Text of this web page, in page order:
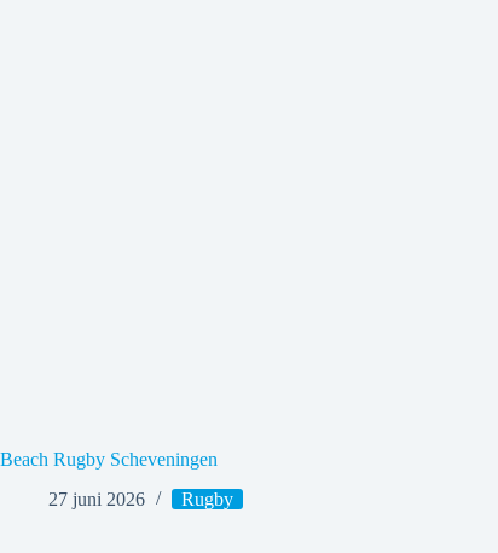
Beach Rugby Scheveningen
27 juni 2026
Rugby